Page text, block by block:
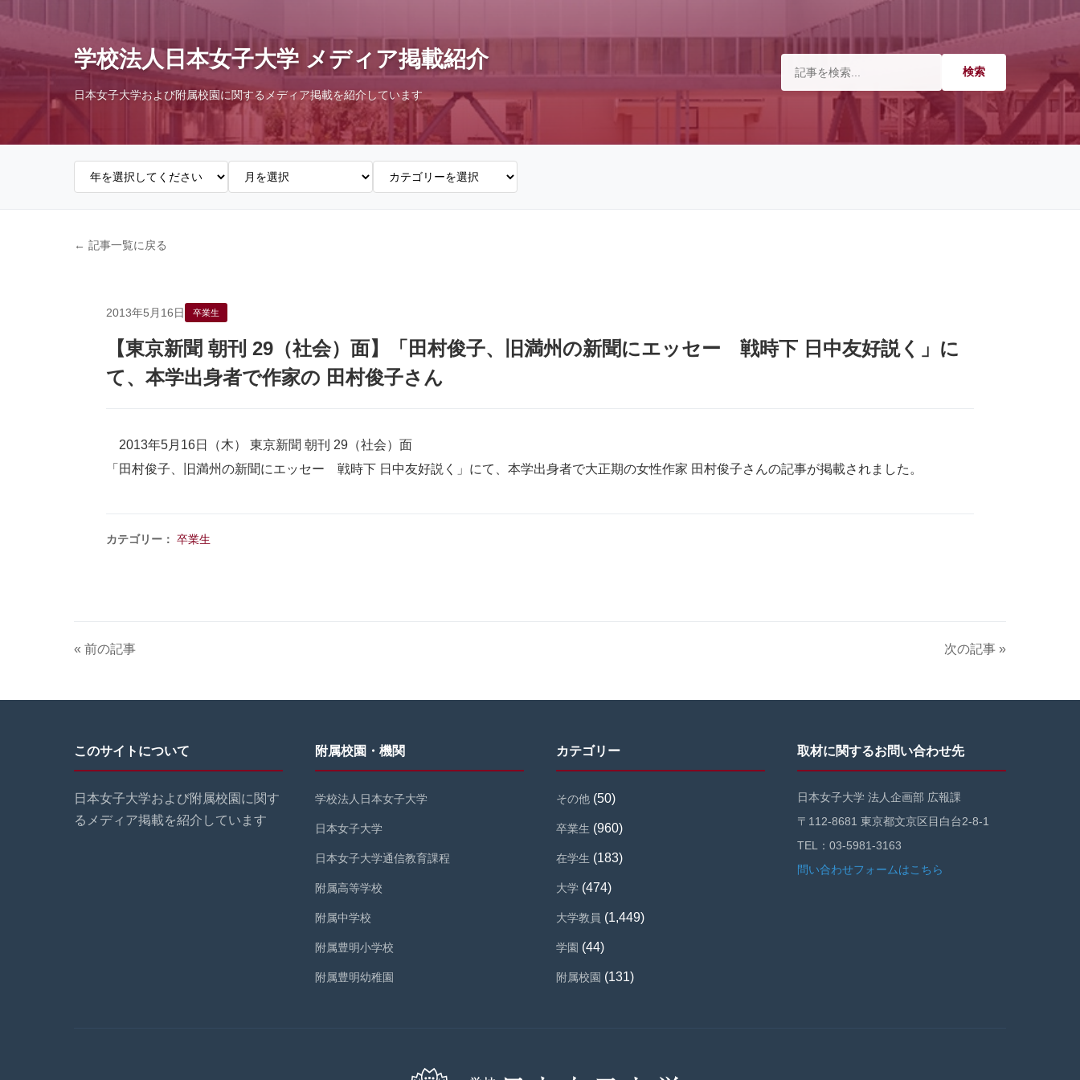
学校法人日本女子大学 メディア掲載紹介
日本女子大学および附属校園に関するメディア掲載を紹介しています
← 記事一覧に戻る
2013年5月16日 卒業生
【東京新聞 朝刊 29（社会）面】「田村俊子、旧満州の新聞にエッセー 戦時下 日中友好説く」に
て、本学出身者で作家の 田村俊子さん
2013年5月16日（木） 東京新聞 朝刊 29（社会）面
「田村俊子、旧満州の新聞にエッセー 戦時下 日中友好説く」にて、本学出身者で大正期の女性作家 田村俊子さんの記事が掲載されました。
カテゴリー： 卒業生
« 前の記事 次の記事 »
このサイトについて
日本女子大学および附属校園に関す
るメディア掲載を紹介しています
附属校園・機関
学校法人日本女子大学
日本女子大学
日本女子大学通信教育課程
附属高等学校
附属中学校
附属豊明小学校
附属豊明幼稚園
カテゴリー
その他 (50)
卒業生 (960)
在学生 (183)
大学 (474)
大学教員 (1,449)
学園 (44)
附属校園 (131)
取材に関するお問い合わせ先
日本女子大学 法人企画部 広報課
〒112-8681 東京都文京区目白台2-8-1
TEL：03-5981-3163
問い合わせフォームはこちら